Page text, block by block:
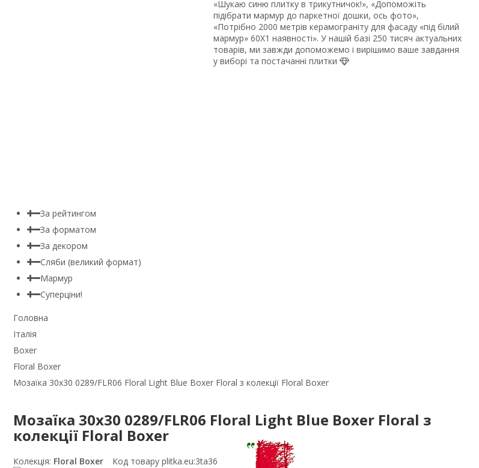
«Шукаю синю плитку в трикутничок!», «Допоможіть
підібрати мармур до паркетної дошки, ось фото»,
«Потрібно 2000 метрів керамограніту для фасаду «під білий
мармур» 60Х1 наявності». У нашій базі 250 тисяч актуальних
товарів, ми завжди допоможемо і вирішимо ваше завдання
у виборі та постачанні плитки
За рейтингом
За форматом
За декором
Сляби (великий формат)
Мармур
Суперціни!
Головна
Італія
Boxer
Floral Boxer
Мозаїка 30x30 0289/FLR06 Floral Light Blue Boxer Floral з колекції Floral Boxer
Мозаїка 30x30 0289/FLR06 Floral Light Blue Boxer Floral з
колекції Floral Boxer
Колекція: Floral Boxer Код товару plitka.eu:3ta36